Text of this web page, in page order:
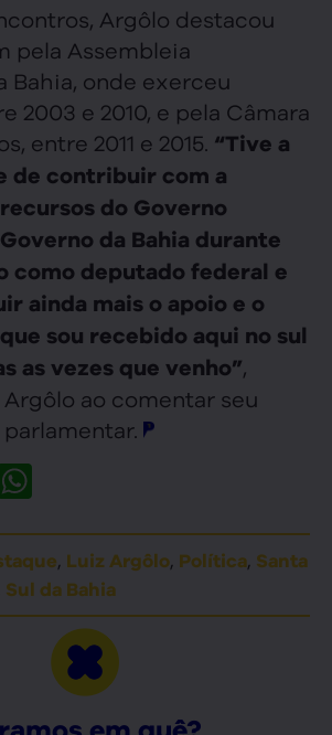
Argôlo destacou
pela Assembleia
Bahia, onde exerceu
2003 e 2010, e pela Câmara
entre 2011 e 2015. “Tive a
de contribuir com a
do Governo
da Bahia durante
como deputado federal e
ainda mais o apoio e o
sou recebido aqui no sul
as vezes que venho”,
ao comentar seu
, Luiz Argôlo, Política, Santa
Sul da Bahia